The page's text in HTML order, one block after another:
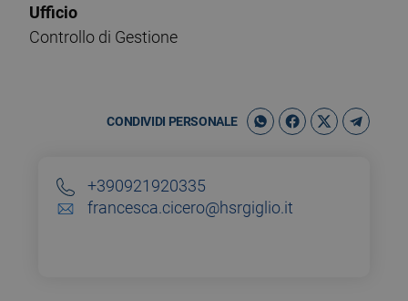
Ufficio
Controllo di Gestione
CONDIVIDI PERSONALE
+390921920335
francesca.cicero@hsrgiglio.it